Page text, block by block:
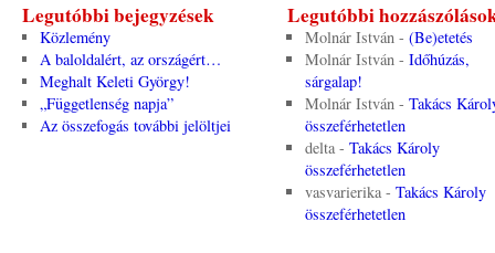
Legutóbbi bejegyzések
Közlemény
A baloldalért, az országért…
Meghalt Keleti György!
„Függetlenség napja”
Az összefogás további jelöltjei
Legutóbbi
Molnár István- (Be)etetés
Molnár István- Időhúzás,
sárgalap!
Molnár István- Takács
összeférhetetlen
delta- Takács Károly
összeférhetetlen
vasvarierika- Takács Károly
összeférhetetlen